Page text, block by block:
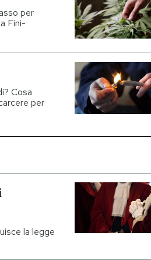
per
Fini-
Cosa
per
la legge